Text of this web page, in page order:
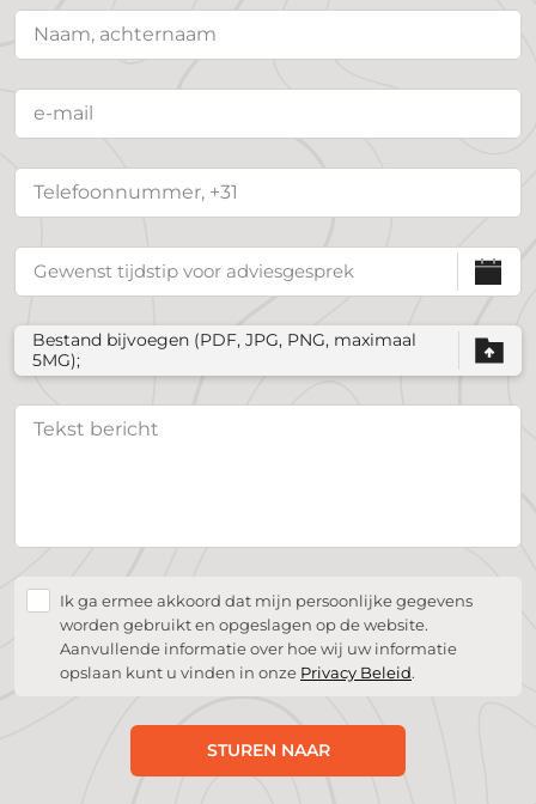
Bestand bijvoegen (PDF, JPG, PNG, maximaal
5MG);
Ik ga ermee akkoord dat mijn persoonlijke gegevens
worden gebruikt en opgeslagen op de website.
Aanvullende informatie over hoe wij uw informatie
opslaan kunt u vinden in onze Privacy Beleid.
STUREN NAAR